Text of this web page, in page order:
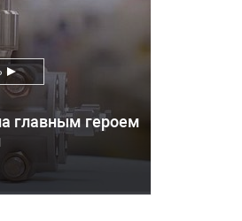
главным героем